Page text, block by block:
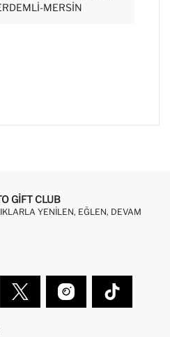
MERSIN
GIFT CLUB
YENILEN, EĞLEN, DEVAM